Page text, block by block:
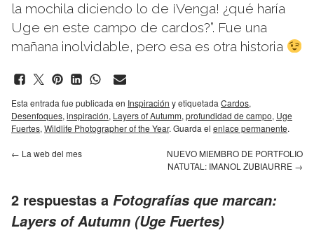
la mochila diciendo lo de ¡Venga! ¿qué haría
Uge en este campo de cardos?”. Fue una
mañana inolvidable, pero esa es otra historia
Esta entrada fue publicada en Inspiración y etiquetada Cardos,
Desenfoques, inspiración, Layers of Autumm, profundidad de campo, Uge
Fuertes, Wildlife Photographer of the Year. Guarda el enlace permanente.
← La web del mes
NUEVO MIEMBRO DE PORTFOLIO
NATUTAL: IMANOL ZUBIAURRE →
2 respuestas a Fotografías que marcan:
Layers of Autumn (Uge Fuertes)